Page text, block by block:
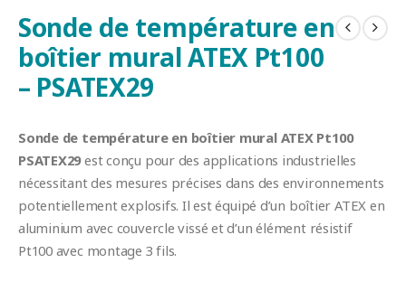
Sonde de température en
boîtier mural ATEX Pt100
– PSATEX29
Sonde de température en boîtier mural ATEX Pt100
PSATEX29est conçu pour des applications industrielles
nécessitant des mesures précises dans des environnements
potentiellement explosifs. Il est équipé d’un boîtier ATEX en
aluminium avec couvercle vissé et d’un élément résistif
Pt100 avec montage 3 fils.